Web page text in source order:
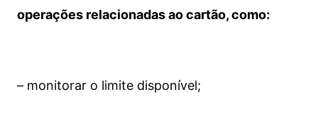
operações relacionadas ao cartão, como:
– monitorar o limite disponível;